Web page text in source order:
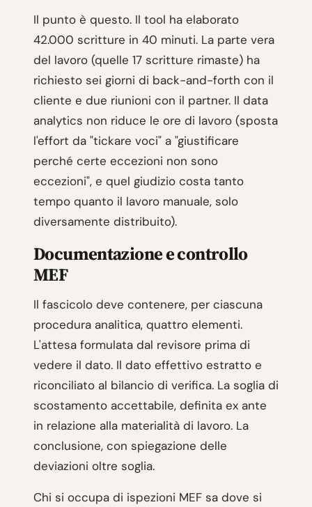
Il punto è questo. Il tool ha elaborato
42.000 scritture in 40 minuti. La parte vera
del lavoro (quelle 17 scritture rimaste) ha
richiesto sei giorni di back-and-forth con il
cliente e due riunioni con il partner. Il data
analytics non riduce le ore di lavoro (sposta
l'effort da "tickare voci" a "giustificare
perché certe eccezioni non sono
eccezioni", e quel giudizio costa tanto
tempo quanto il lavoro manuale, solo
diversamente distribuito).
Documentazione e controllo
MEF
Il fascicolo deve contenere, per ciascuna
procedura analitica, quattro elementi.
L'attesa formulata dal revisore prima di
vedere il dato. Il dato effettivo estratto e
riconciliato al bilancio di verifica. La soglia di
scostamento accettabile, definita ex ante
in relazione alla materialità di lavoro. La
conclusione, con spiegazione delle
deviazioni oltre soglia.
Chi si occupa di ispezioni MEF sa dove si